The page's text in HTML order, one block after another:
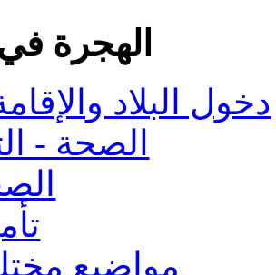
الهجرة
دخول البلاد
الصحة -
مواضيع